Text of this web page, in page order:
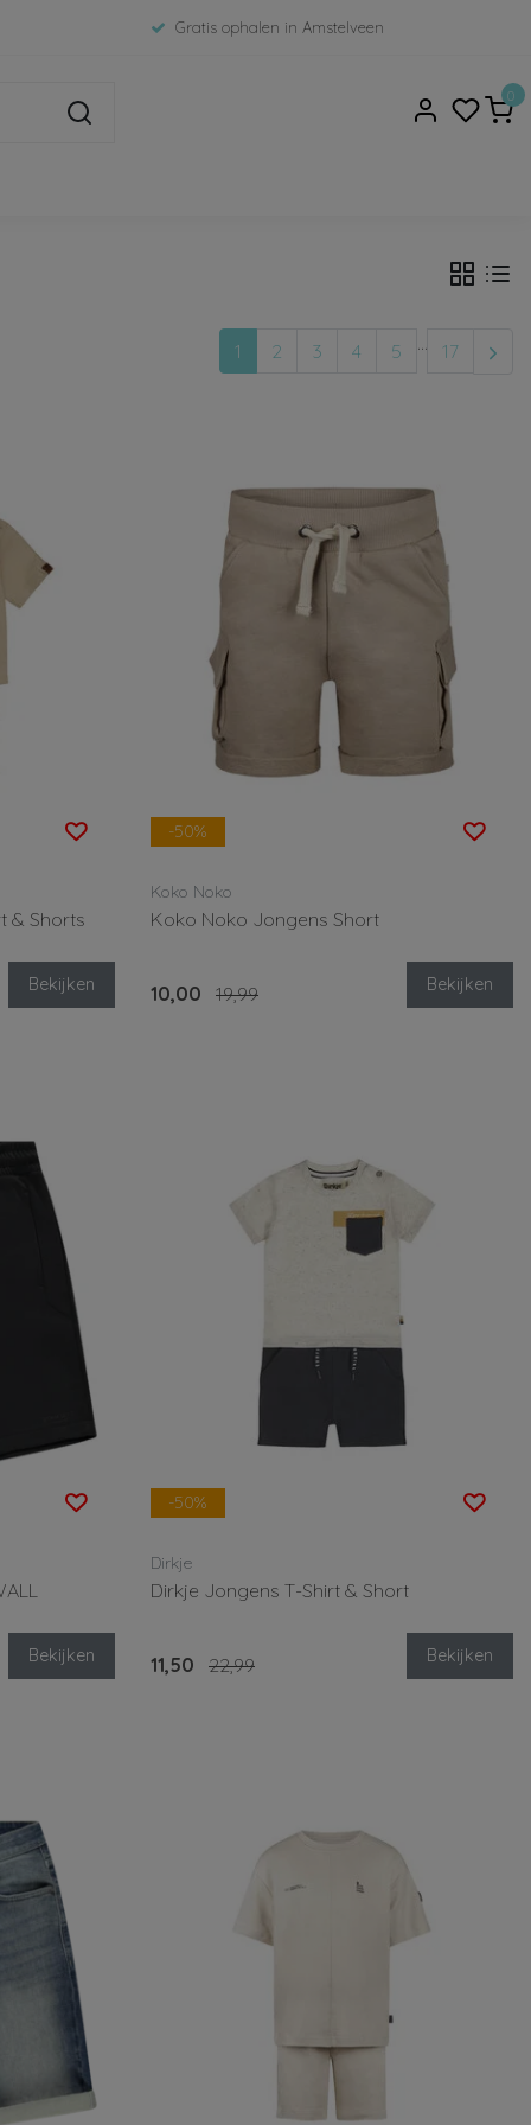
Gratis ophalen in Amstelveen
0
1 2 3 4 5 ... 17
& Shorts
Bekijken
-50%
Koko Noko
Koko Noko Jongens Short
10,00 19,99 Bekijken
Bekijken
-50%
Dirkje
Dirkje Jongens T-Shirt & Short
11,50 22,99 Bekijken